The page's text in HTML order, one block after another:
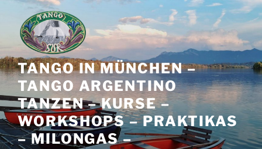
springen
TANGO IN MÜNCHEN –
TANGO ARGENTINO
TANZEN – KURSE –
WORKSHOPS – PRAKTIKAS
– MILONGAS –